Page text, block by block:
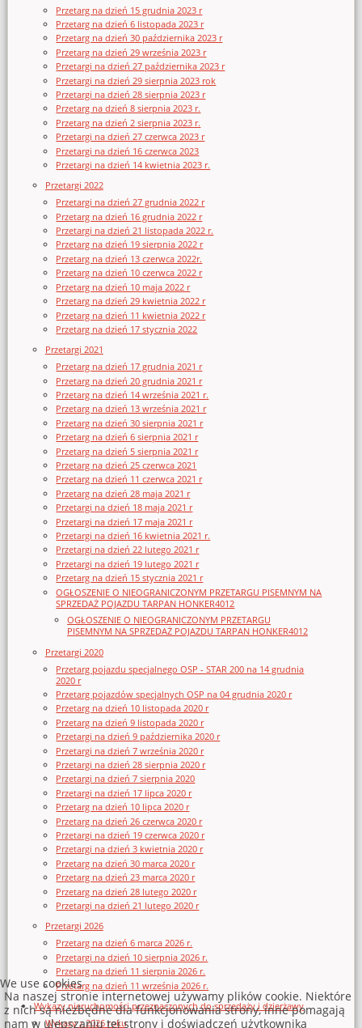
Przetarg na dzień 15 grudnia 2023 r
Przetarg na dzień 6 listopada 2023 r
Przetarg na dzień 30 października 2023 r
Przetarg na dzień 29 września 2023 r
Przetargi na dzień 27 października 2023 r
Przetargi na dzień 29 sierpnia 2023 rok
Przetargi na dzień 28 sierpnia 2023 r
Przetarg na dzień 8 sierpnia 2023 r.
Przetarg na dzień 2 sierpnia 2023 r.
Przetargi na dzień 27 czerwca 2023 r
Przetargi na dzień 16 czerwca 2023
Przetargi na dzień 14 kwietnia 2023 r.
Przetargi 2022
Przetargi na dzień 27 grudnia 2022 r
Przetarg na dzień 16 grudnia 2022 r
Przetargi na dzień 21 listopada 2022 r.
Przetarg na dzień 19 sierpnia 2022 r
Przetarg na dzień 13 czerwca 2022r.
Przetarg na dzień 10 czerwca 2022 r
Przetarg na dzień 10 maja 2022 r
Przetarg na dzień 29 kwietnia 2022 r
Przetarg na dzień 11 kwietnia 2022 r
Przetarg na dzień 17 stycznia 2022
Przetargi 2021
Przetarg na dzień 17 grudnia 2021 r
Przetarg na dzień 20 grudnia 2021 r
Przetarg na dzień 14 września 2021 r.
Przetarg na dzień 13 września 2021 r
Przetarg na dzień 30 sierpnia 2021 r
Przetarg na dzień 6 sierpnia 2021 r
Przetarg na dzień 5 sierpnia 2021 r
Przetarg na dzień 25 czerwca 2021
Przetarg na dzień 11 czerwca 2021 r
Przetarg na dzień 28 maja 2021 r
Przetargi na dzień 18 maja 2021 r
Przetargi na dzień 17 maja 2021 r
Przetargi na dzień 16 kwietnia 2021 r.
Przetargi na dzień 22 lutego 2021 r
Przetargi na dzień 19 lutego 2021 r
Przetarg na dzień 15 stycznia 2021 r
OGŁOSZENIE O NIEOGRANICZONYM PRZETARGU PISEMNYM NA
SPRZEDAŻ POJAZDU TARPAN HONKER4012
OGŁOSZENIE O NIEOGRANICZONYM PRZETARGU
PISEMNYM NA SPRZEDAŻ POJAZDU TARPAN HONKER4012
Przetargi 2020
Przetarg pojazdu specjalnego OSP - STAR 200 na 14 grudnia
2020 r
Przetarg pojazdów specjalnych OSP na 04 grudnia 2020 r
Przetarg na dzień 10 listopada 2020 r
Przetarg na dzień 9 listopada 2020 r
Przetargi na dzień 9 października 2020 r
Przetargi na dzień 7 września 2020 r
Przetargi na dzień 28 sierpnia 2020 r
Przetargi na dzień 7 sierpnia 2020
Przetargi na dzień 17 lipca 2020 r
Przetarg na dzień 10 lipca 2020 r
Przetarg na dzień 26 czerwca 2020 r
Przetargi na dzień 19 czerwca 2020 r
Przetargi na dzień 3 kwietnia 2020 r
Przetarg na dzień 30 marca 2020 r
Przetarg na dzień 23 marca 2020 r
Przetarg na dzień 28 lutego 2020 r
Przetargi na dzień 21 lutego 2020 r
Przetargi 2026
Przetarg na dzień 6 marca 2026 r.
Przetargi na dzień 10 sierpnia 2026 r.
Przetarg na dzień 11 sierpnia 2026 r.
Przetarg na dzień 11 września 2026 r.
Wykazy nieruchomości przeznaczonych do sprzedaży i dzierżawy
Wykazy z 2026 roku
We use cookies
Na naszej stronie internetowej używamy plików cookie. Niektóre
z nich są niezbędne dla funkcjonowania strony, inne pomagają
nam w ulepszaniu tej strony i doświadczeń użytkownika